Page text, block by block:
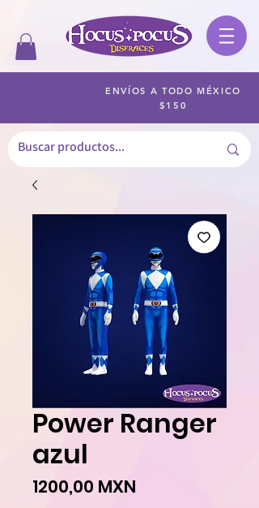
ENVÍOS A TODO MÉXICO
$150
Power Ranger
azul
1200,00 MXN